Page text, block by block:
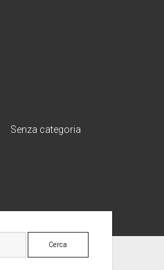
Senza categoria
Cerca